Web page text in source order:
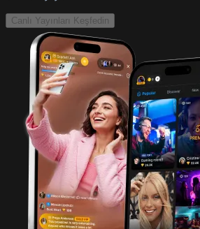
Canlı Yayınları Keşfedin